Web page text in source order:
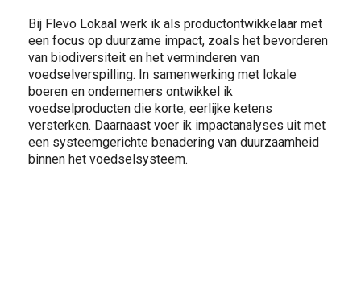
ONTDEKKEN
Bij Flevo Lokaal werk ik als productontwikkelaar met
een focus op duurzame impact, zoals het bevorderen
van biodiversiteit en het verminderen van
voedselverspilling. In samenwerking met lokale
boeren en ondernemers ontwikkel ik
voedselproducten die korte, eerlijke ketens
versterken. Daarnaast voer ik impactanalyses uit met
een systeemgerichte benadering van duurzaamheid
binnen het voedselsysteem.